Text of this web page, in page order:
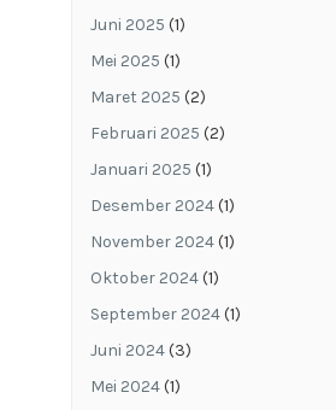
Juni 2025 (1)
Mei 2025 (1)
Maret 2025 (2)
Februari 2025 (2)
Januari 2025 (1)
Desember 2024(1)
November 2024(1)
Oktober 2024(1)
September 2024(1)
Juni 2024(3)
Mei 2024(1)